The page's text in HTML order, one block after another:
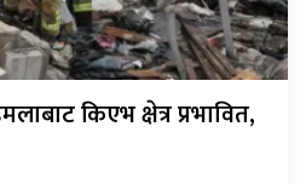
किएभ क्षेत्र प्रभावित,